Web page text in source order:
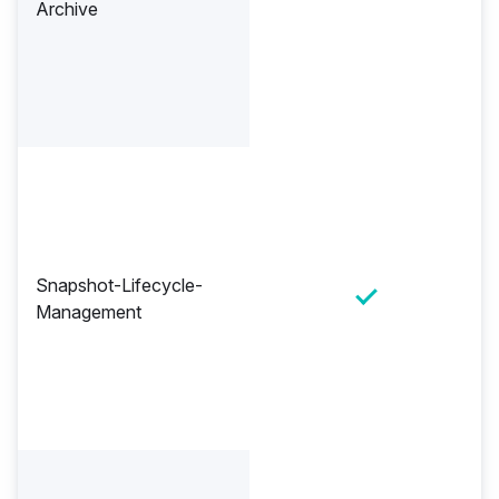
Archive
Snapshot-Lifecycle-
Management